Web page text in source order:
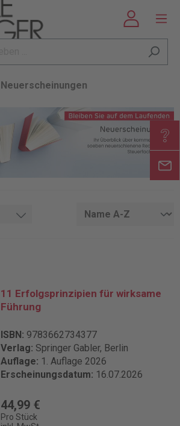
Neuerscheinungen
11 Erfolgsprinzipien für wirksame
Führung
ISBN: 9783662734377
Verlag: Springer Gabler, Berlin
Auflage: 1. Auflage 2026
Erscheinungsdatum: 16.07.2026
44,99 €
Pro Stück